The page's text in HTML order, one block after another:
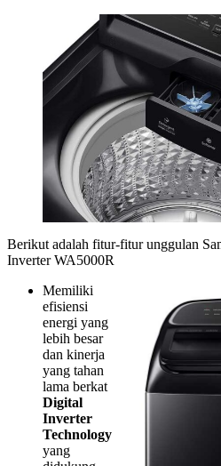
Berikut adalah fitur-fitur unggulan
Inverter WA5000R
Memiliki
efisiensi
energi yang
lebih besar
dan kinerja
yang tahan
lama berkat
Digital
Inverter
Technology
yang